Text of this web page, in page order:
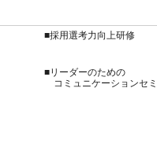
■採用選考力向上研修
■リーダーのための
コミュニケーションセ